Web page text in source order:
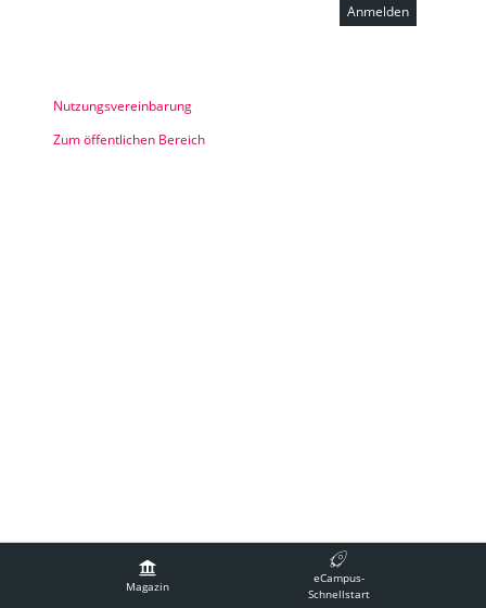
Magazin
eCampus-
Schnellstart
Anmelden
Nutzungsvereinbarung
Zum öffentlichen Bereich
Technische Betreuung
Barrierefreiheit
Nutzungsvereinbarung